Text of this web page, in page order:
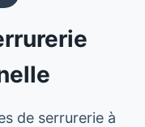
de serrurerie à